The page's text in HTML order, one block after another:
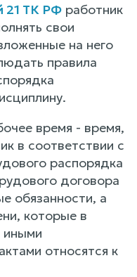
21 ТК РФ работник
свои
на него
правила
время - время,
в соответствии с
распорядка
договора
обязанности, а
которые в
иными
относятся к